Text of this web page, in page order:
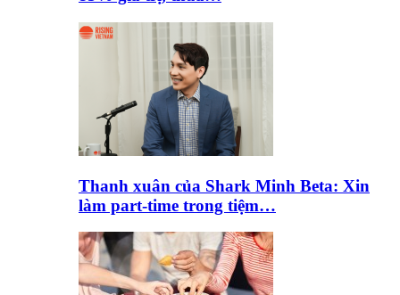
Thanh xuân của Shark Minh Beta: Xin
làm part-time trong tiệm…